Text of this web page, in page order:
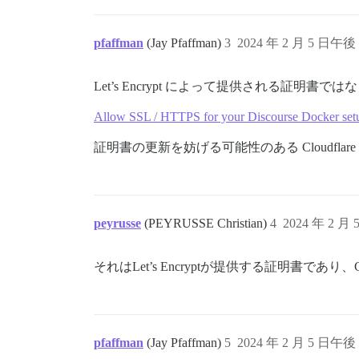
pfaffman (Jay Pfaffman) 2024 年 2 月 5 日午後
3
Let’s Encrypt によって提供される証明書では
Allow SSL / HTTPS for your Discourse Docker
証明書の更新を妨げる可能性のある
peyrusse (PEYRUSSE Christian) 2024 年 2 月
4
それはLet’s Encryptが提供する証明書であり
pfaffman (Jay Pfaffman) 2024 年 2 月 5 日午後
5